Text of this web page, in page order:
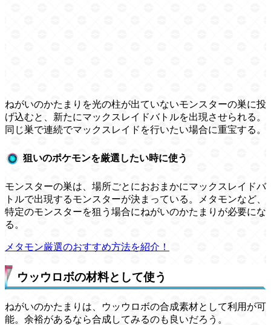
ねがいのかたまりを光の柱が出ていないモンスターの巣に投
げ込むと、新たにマックスレイドバトルを出現させられる。
同じ巣で連続でマックスレイドを行いたい場合に重宝する。
狙いのポケモンを厳選したい時に使う
モンスターの巣は、場所ごとにおおまかにマックスレイドバ
トルで出現するモンスターが決まっている。メタモンなど、
特定のモンスターを狙う場合にねがいのかたまりが必要にな
る。
メタモン厳選のおすすめ方法を紹介！
ウッウロボの材料として使う
ねがいのかたまりは、ウッウロボの合成素材として利用が可
能。余裕があるなら合成してみるのも良いだろう。